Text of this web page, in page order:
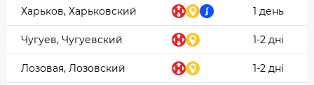
Харьков, Харьковский 1 день
Чугуев, Чугуевский 1-2 дні
Лозовая, Лозовский 1-2 дні